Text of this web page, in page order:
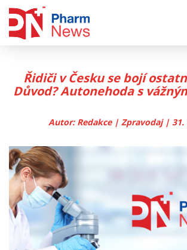
Řidiči v Česku se bojí
Důvod? Autonehoda s
Autor: Redakce | Zpravodaj | 31.